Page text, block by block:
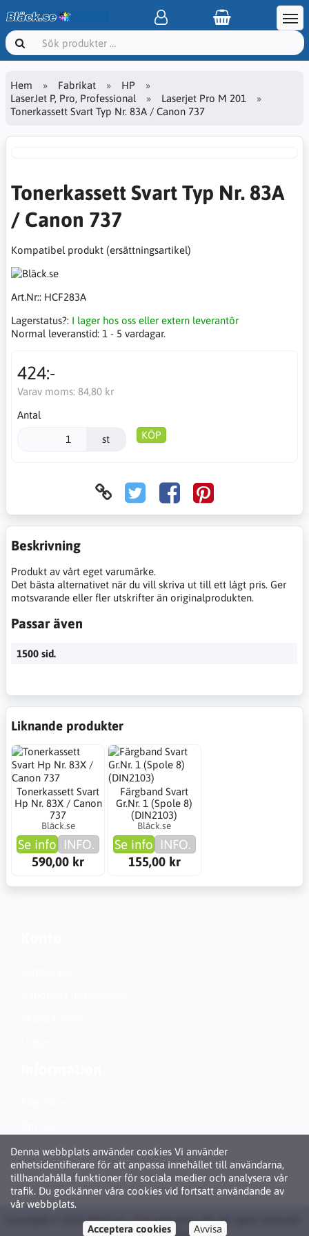
Hem Fabrikat
HP
LaserJet P, Pro, Professional
Laserjet Pro M 201
Tonerkassett Svart Typ Nr. 83A / Canon 737
Tonerkassett Svart Typ Nr. 83A
/ Canon 737
Kompatibel produkt (ersättningsartikel)
Art.Nr:: HCF283A
Lagerstatus?: I lager hos oss eller extern leverantör
Normal leveranstid: 1 - 5 vardagar.
424:-
Varav moms: 84,80 kr
Antal
st KÖP
Beskrivning
Produkt av vårt eget varumärke.
Det bästa alternativet när du vill skriva ut till ett lågt pris. Ger
motsvarande eller fler utskrifter än originalprodukten.
Passar även
1500 sid.
Liknande produkter
Tonerkassett Svart
Hp Nr. 83X / Canon
737
Bläck.se
Se info INFO.
590,00 kr
Färgband Svart
Gr.Nr. 1 (Spole 8)
(DIN2103)
Bläck.se
Se info INFO.
155,00 kr
Denna webbplats använder cookies Vi använder
enhetsidentifierare för att anpassa innehållet till användarna,
tillhandahålla funktioner för sociala medier och analysera vår
trafik. Du godkänner våra cookies vid fortsatt användande av
vår webbplats.
Acceptera cookies Avvisa
Personuppgiftspolicy (GDPR)
Om Cookies
Copyright © 2026 Bläck.se / Patronbutiken AB. All rights reserved ·
Powered byLiteCart®